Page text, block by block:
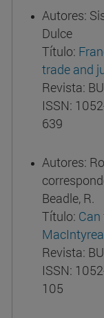
Autores:
Dulce
Título:
trade and
Revista:
ISSN:
639
Autores:
Beadle, R.
Título:
Revista:
ISSN:
105